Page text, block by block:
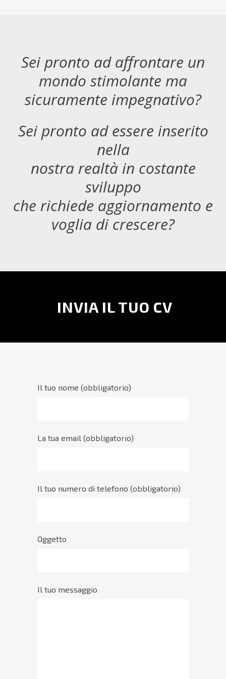
Sei pronto ad affrontare un
mondo stimolante ma
sicuramente impegnativo?
Sei pronto ad essere inserito
nella
nostra realtà in costante
sviluppo
che richiede aggiornamento e
voglia di crescere?
INVIA IL TUO CV
Il tuo nome (obbligatorio)
La tua email (obbligatorio)
Il tuo numero di telefono (obbligatorio)
Oggetto
Il tuo messaggio